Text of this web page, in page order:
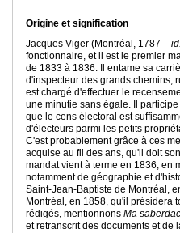
Origine et signification
Jacques Viger (Montréal, 1787 – id.
fonctionnaire, et il est le premier
de 1833 à 1836. Il entame sa
d'inspecteur des grands chemins,
est chargé d'effectuer le
une minutie sans égale. Il
que le cens électoral est
d'électeurs parmi les petits
C'est probablement grâce à ces
acquise au fil des ans, qu'il doit
mandat vient à terme en 1836, en
notamment de géographie et
Saint-Jean-Baptiste de Montréal,
Montréal, en 1858, qu'il présidera
rédigés, mentionnons Ma
et retranscrit des documents et de